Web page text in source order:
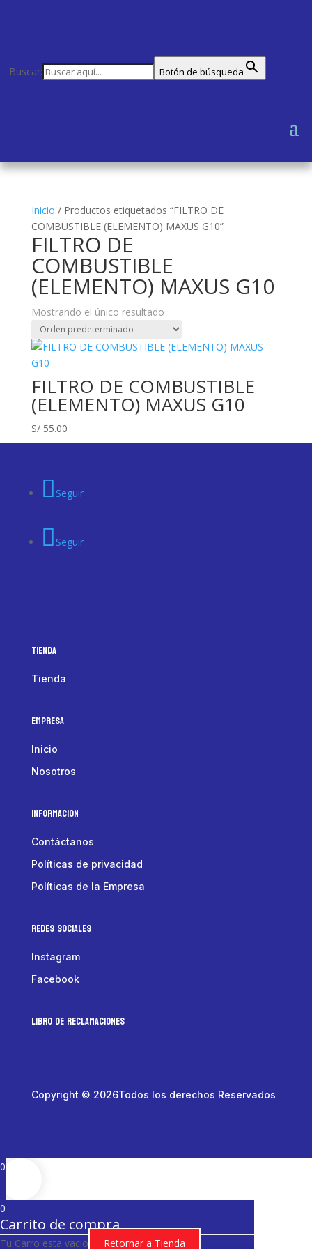
Buscar: Botón de búsqueda
Inicio / Productos etiquetados “FILTRO DE
COMBUSTIBLE (ELEMENTO) MAXUS G10”
FILTRO DE
COMBUSTIBLE
(ELEMENTO) MAXUS G10
Mostrando el único resultado
FILTRO DE COMBUSTIBLE
(ELEMENTO) MAXUS G10
S/55.00
Seguir
Seguir
Tienda
Tienda
Empresa
Inicio
Nosotros
Informacion
Contáctanos
Políticas de privacidad
Políticas de la Empresa
Redes Sociales
Instagram
Facebook
LIBRO DE RECLAMACIONES
Copyright © 2026Todos los derechos Reservados
0
0
Carrito de compra
Tu Carro esta vacio Retornar a Tienda